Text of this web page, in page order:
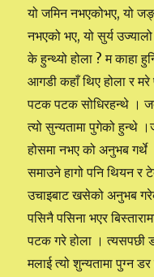
यो जमिन नभएकोभए, यो
नभएको भए, यो सुर्य
के हुन्थ्यो होला ? म काहा
आगडी कहाँ थिए होला र
पटक पटक सोधिरहन्थे ।
त्यो सुन्यतामा पुगेको हुन्थे
होसमा नभए को अनुभब गर्थे
समाउने हागो पनि थियन
उचाइबाट खसेको अनुभब
पसिनै पसिना भएर
पटक गरे होला । त्यसपछी
मलाई त्यो शुन्यतामा पुग्न